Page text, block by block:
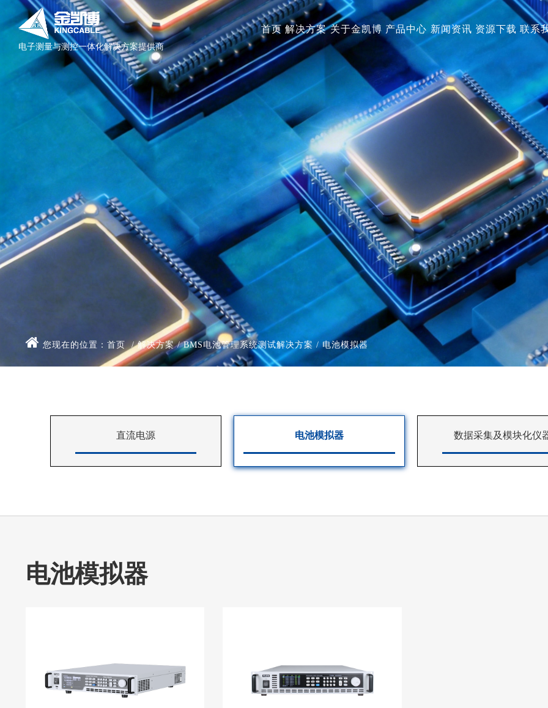
电子测量与测控一体化解决方案提供商
首页 解决方案 关于金凯博 产品中心 新闻资讯 资源下载 联系
您现在的位置： 首页 /解决方案/BMS电池管理系统测试解决方案 / 电池模拟器
直流电源 电池模拟器 数据采集及模块化仪
电池模拟器